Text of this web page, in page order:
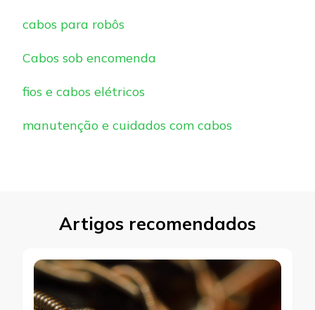
cabos para robôs
Cabos sob encomenda
fios e cabos elétricos
manutenção e cuidados com cabos
Artigos recomendados